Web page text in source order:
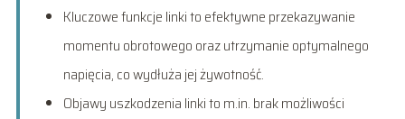
Kluczowe funkcje linki to efektywne przekazywanie
momentu obrotowego oraz utrzymanie optymalnego
napięcia, co wydłuża jej żywotność.
Objawy uszkodzenia linki to m.in. brak możliwości